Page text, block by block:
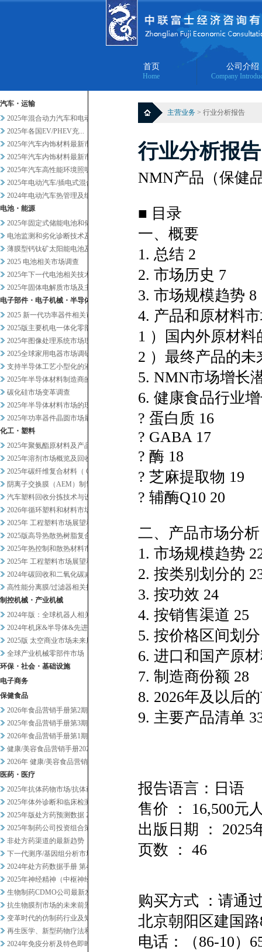
首页
Home
公司介绍
Company
汽车・运输
2025年混合动力汽车和电动汽...
2025年各国EV/PHEV充...
2025年汽车内饰材料最新市场...
2025年汽车内饰材料最新市场...
2025年汽车高性能环境照明的...
2025年电动汽车/插电式混合...
2024年电动汽车热管理及组件...
电池・能源
2025年固定式储能电池和储能...
电池监测和劣化诊断技术及服务当...
薄膜型钙钛矿太阳能电池及其他轻...
2025 电池相关市场调查
2025年下一代电池相关技术及...
2025年固体电解质市场及主要...
电子部件・电子机械・半导体
2025 新一代功率器件相关市...
2025版主要机电一体化零部件...
2025年图像处理系统市场现状...
2025全球家用电器市场调研
支持半导体工艺小型化的液体过滤...
2025年半导体材料制造商的业...
碳化硅市场变革调查
2025年半导体材料市场的现状...
2025年功率器件晶圆市场最新...
化工・塑料
2025年聚氨酯原材料及产品市...
2025年溶剂市场概览及回收相...
2025年碳纤维复合材料（ C...
阴离子交换膜（AEM）制氢及其...
汽车塑料回收分拣技术与设备调查
2026年循环塑料和材料市场新...
2025年 工程塑料市场展望和...
2025版高导热散热树脂复合材...
2025年热控制和散热材料市场...
2025年 工程塑料市场展望和...
2024年碳回收和二氧化碳减排...
高性能分离膜/过滤器相关技术和...
制控机械・产业机械
2024年版：全球机器人相关市...
2024年机床&半导体&先进设...
2025版 太空商业市场未来展...
全球产业机械零部件市场
环保・社会・基础设施
电子商务
保健食品
2026年食品营销手册第2期
2025年食品营销手册第3期
2026年食品营销手册第1期
健康/美容食品营销手册2025...
2026年 健康/美容食品营销...
医药・医疗
2025年抗体药物市场/抗体药...
2025年体外诊断和临床检测市...
2025年版处方药预测数据 2
2025年制药公司投资组合策略...
非处方药渠道的最新趋势
下一代测序/基因组分析市场20...
2024年处方药数据手册 第4...
2025年神经精神（中枢神经系...
生物制药CDMO公司最新发展趋...
抗生物膜剂市场的未来前景
变革时代的仿制药行业及知名企业...
再生医学、新型药物疗法和药物研...
2024年免疫分析及特色即时检...
主营业务 > 行业分析报告
行业分析报告
NMN产品（保健
■ 目录
一、概要
1. 总结 2
2. 市场历史 7
3. 市场规模趋势 8
4. 产品和原材料
1 ）国内外原材
2 ）最终产品的未
5. NMN市场增长
6. 健康食品行业
? 蛋白质 16
? GABA 17
? 酶 18
? 芝麻提取物 19
? 辅酶Q10 20
二、产品市场分析
1. 市场规模趋势
2. 按类别划分的
3. 按功效 24
4. 按销售渠道 25
5. 按价格区间划
6. 进口和国产原
7. 制造商份额 28
8. 2026年及以后
9. 主要产品清单
报告语言：日语
售价 ： 16,500元
出版日期 ： 2025
页数 ： 46
购买方式 ：请通
北京朝阳区建国
电话：（86-